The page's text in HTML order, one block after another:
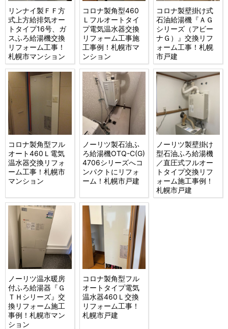
リンナイ製ＦＦ方
式上方給排気オー
トタイプ16号、ガ
スふろ給湯機交換
リフォーム工事！
札幌市マンション
コロナ製角型460
Ｌフルオートタイ
プ電気温水器交換
リフォーム工事施
工事例！札幌市マ
ンション
コロナ製壁掛け式
石油給湯機『ＡＧ
シリーズ（アビー
ナＧ）』交換リフ
ォーム工事！札幌
市戸建
コロナ製角型フル
オート460Ｌ電気
温水器交換リフォ
ーム工事！札幌市
マンション
ノーリツ製石油ふ
ろ給湯機OTQ-C(G)
4706シリーズへコ
ンパクトにリフォ
ーム！札幌市戸建
ノーリツ製壁掛け
型石油ふろ給湯機
／直圧式フルオー
トタイプ交換リフ
ォーム施工事例！
札幌市戸建
ノーリツ温水暖房
付ふろ給湯器『Ｇ
ＴＨシリーズ』交
換リフォーム施工
事例！札幌市マン
ション
コロナ製角型フル
オートタイプ電気
温水器460Ｌ交換
リフォーム工事！
札幌市戸建